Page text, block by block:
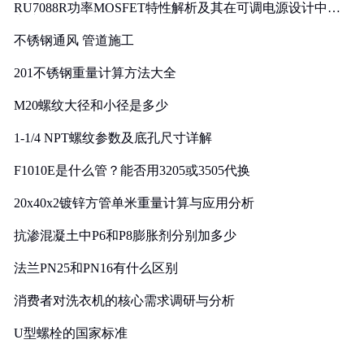
RU7088R功率MOSFET特性解析及其在可调电源设计中的
不锈钢通风 管道施工
201不锈钢重量计算方法大全
M20螺纹大径和小径是多少
1-1/4 NPT螺纹参数及底孔尺寸详解
F1010E是什么管？能否用3205或3505代换
20x40x2镀锌方管单米重量计算与应用分析
抗渗混凝土中P6和P8膨胀剂分别加多少
法兰PN25和PN16有什么区别
消费者对洗衣机的核心需求调研与分析
U型螺栓的国家标准